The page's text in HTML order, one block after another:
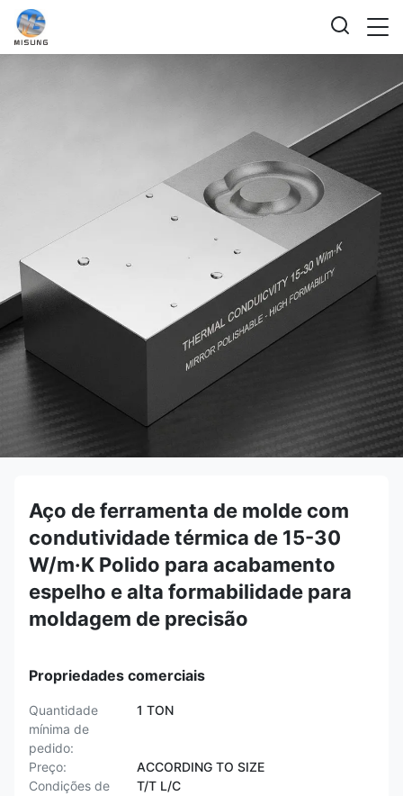
Aço de ferramenta de molde com
condutividade térmica de 15-30
W/m·K Polido para acabamento
espelho e alta formabilidade para
moldagem de precisão
Propriedades comerciais
Quantidade
mínima de
pedido:
1 TON
Preço:
ACCORDING TO SIZE
Condições de
T/T L/C